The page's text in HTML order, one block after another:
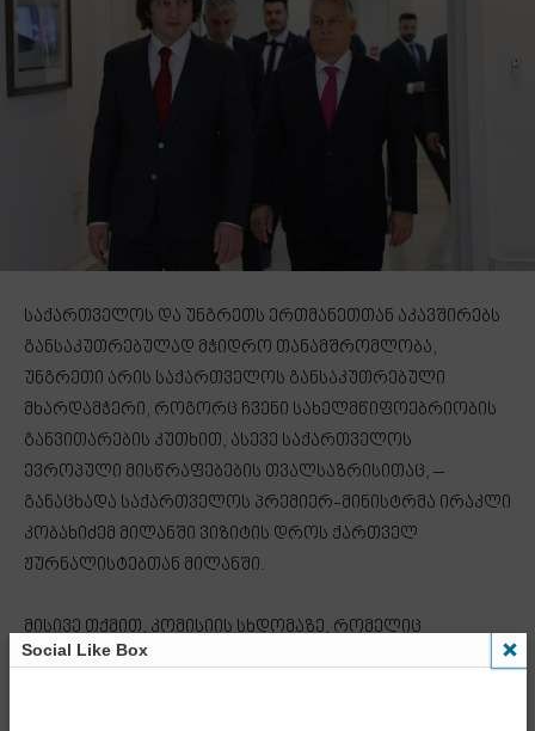
საქართველოს და უნგრეთს ერთმანეთთან აკავშირებს
განსაკუთრებულად მჭიდრო თანამშრომლობა,
უნგრეთი არის საქართველოს განსაკუთრებული
მხარდამჭერი, როგორც ჩვენი სახელმწიფოებრიობის
განვითარების კუთხით, ასევე საქართველოს
ევროპული მისწრაფებების თვალსაზრისითაც, –
განაცხადა საქართველოს პრემიერ-მინისტრმა ირაკლი
კობახიძემ მილანში ვიზიტის დროს ქართველ
ჟურნალისტებთან მილანში.
მისივე თქმით, კომისიის სხდომაზე, რომელიც
ბუდაპეშტში გაიმართება, საუბარი იქნება, როგორც
Social Like Box